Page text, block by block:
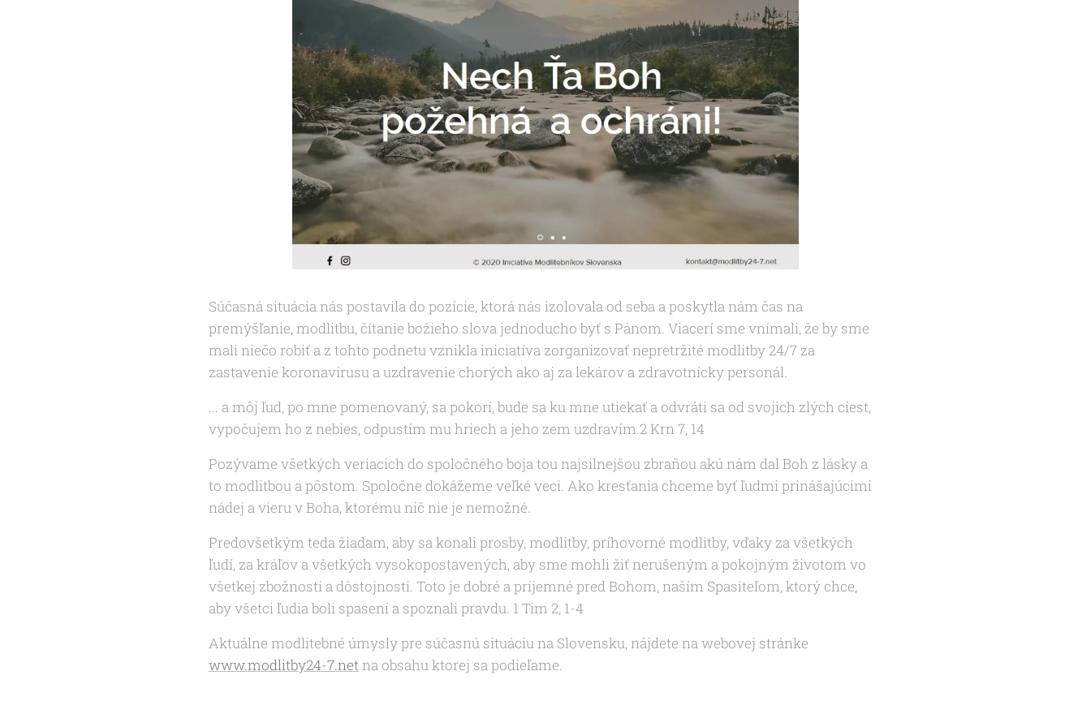
Súčasná situácia nás postavila do pozície, ktorá nás izolovala od seba a poskytla nám čas na
premýšľanie, modlitbu, čítanie božieho slova jednoducho byť s Pánom. Viacerí sme vnímali, že by sme
mali niečo robiť a z tohto podnetu vznikla iniciatíva zorganizovať nepretržité modlitby 24/7 za
zastavenie koronavírusu a uzdravenie chorých ako aj za lekárov a zdravotnícky personál.
... a môj ľud, po mne pomenovaný, sa pokorí, bude sa ku mne utiekať a odvráti sa od svojich zlých ciest,
vypočujem ho z nebies, odpustím mu hriech a jeho zem uzdravím.2 Krn 7, 14
Pozývame všetkých veriacich do spoločného boja tou najsilnejšou zbraňou akú nám dal Boh z lásky a
to modlitbou a pôstom. Spoločne dokážeme veľké veci. Ako kresťania chceme byť ľudmi prinášajúcimi
nádej a vieru v Boha, ktorému nič nie je nemožné.
Predovšetkým teda žiadam, aby sa konali prosby, modlitby, príhovorné modlitby, vďaky za všetkých
ľudí, za kráľov a všetkých vysokopostavených, aby sme mohli žiť nerušeným a pokojným životom vo
všetkej zbožnosti a dôstojnosti. Toto je dobré a príjemné pred Bohom, naším Spasiteľom, ktorý chce,
aby všetci ľudia boli spasení a spoznali pravdu. 1 Tim 2, 1-4
Aktuálne modlitebné úmysly pre súčasnú situáciu na Slovensku, nájdete na webovej stránke
www.modlitby24-7.netna obsahu ktorej sa podieľame.